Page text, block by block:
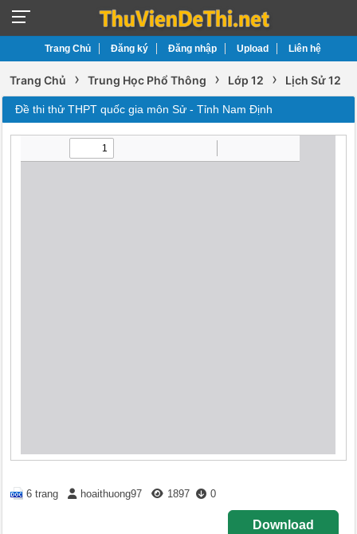
Trang Chủ Đăng ký Đăng nhập Upload Liên hệ
Trang Chủ › Trung Học Phổ Thông › Lớp 12 › Lịch Sử 12
Đề thi thử THPT quốc gia môn Sử - Tỉnh Nam Định
6 trang hoaithuong97 1897 0
Download